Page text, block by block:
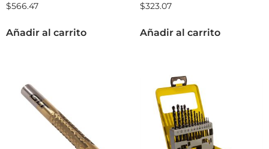
$566.47
Añadir al carrito
$323.07
Añadir al carrito